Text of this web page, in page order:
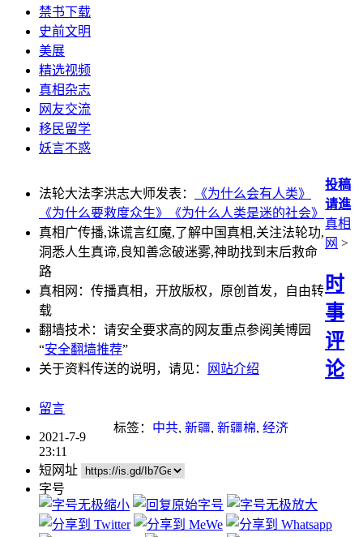
禁书下载
史前文明
美展
精选视频
真相杂志
网友交流
移民留学
妖言不惑
法轮大法李洪志大师发表：
《为什么会有人类》
《为什么要救度众生》
《为什么人类是迷的社会》
真相广传播,诛谎言红魔,了解中国真相,关注法轮功,
洞悉人生真谛,良知善念破迷雾,神助找到末后救命
路
真相网：传播真相，开放版权，原创首发，自由转
载
翻墙技术：请安全要求高的网友重点参阅美博园
“安全翻墙推荐”
关于资料传送的说明，请见：
网站介绍
投稿
请進
真相
网 >
时
事
评
论
留言
标签： 中共, 新疆, 新疆棉, 经济
2021-7-9
23:11
短网址
字号